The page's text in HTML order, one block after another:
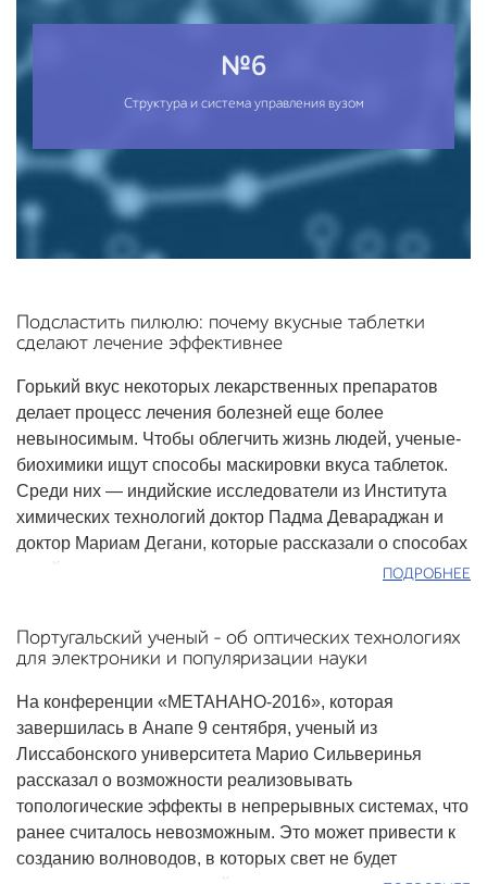
№6
Структура и система управления вузом
Подсластить пилюлю: почему вкусные таблетки
сделают лечение эффективнее
Горький вкус некоторых лекарственных препаратов
делает процесс лечения болезней еще более
невыносимым. Чтобы облегчить жизнь людей, ученые-
биохимики ищут способы маскировки вкуса таблеток.
Среди них — индийские исследователи из Института
химических технологий доктор Падма Девараджан и
доктор Мариам Дегани, которые рассказали о способах
такой маскировки и молекулярном моделировании в
ПОДРОБНЕЕ
Португальский ученый – об оптических технологиях
для электроники и популяризации науки
На конференции «МЕТАНАНО-2016», которая
завершилась в Анапе 9 сентября, ученый из
Лиссабонского университета Марио Сильверинья
рассказал о возможности реализовывать
топологические эффекты в непрерывных системах, что
ранее считалось невозможным. Это может привести к
созданию волноводов, в которых свет не будет